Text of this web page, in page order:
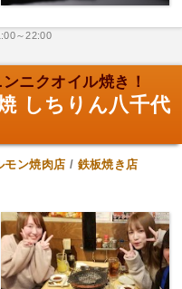
～22:00
ニクオイル焼き！
しちりん八千代
モン焼肉店 / 鉄板焼き店